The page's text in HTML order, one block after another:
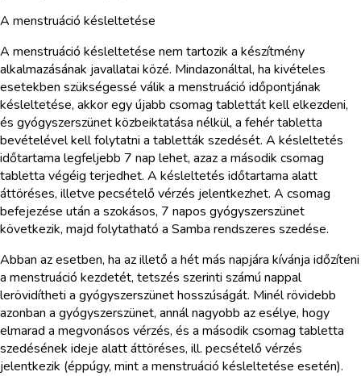
A menstruáció késleltetése
A menstruáció késleltetése nem tartozik a készítmény
alkalmazásának javallatai közé. Mindazonáltal, ha kivételes
esetekben szükségessé válik a menstruáció időpontjának
késleltetése, akkor egy újabb csomag tablettát kell elkezdeni,
és gyógyszerszünet közbeiktatása nélkül, a fehér tabletta
bevételével kell folytatni a tabletták szedését. A késleltetés
időtartama legfeljebb 7 nap lehet, azaz a második csomag
tabletta végéig terjedhet. A késleltetés időtartama alatt
áttöréses, illetve pecsételő vérzés jelentkezhet. A csomag
befejezése után a szokásos, 7 napos gyógyszerszünet
következik, majd folytatható a Samba rendszeres szedése.
Abban az esetben, ha az illető a hét más napjára kívánja időzíteni
a menstruáció kezdetét, tetszés szerinti számú nappal
lerövidítheti a gyógyszerszünet hosszúságát. Minél rövidebb
azonban a gyógyszerszünet, annál nagyobb az esélye, hogy
elmarad a megvonásos vérzés, és a második csomag tabletta
szedésének ideje alatt áttöréses, ill. pecsételő vérzés
jelentkezik (éppúgy, mint a menstruáció késleltetése esetén).